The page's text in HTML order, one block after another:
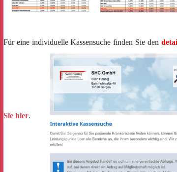
Für eine individuelle Kassensuche finden Sie den
Sie hier.